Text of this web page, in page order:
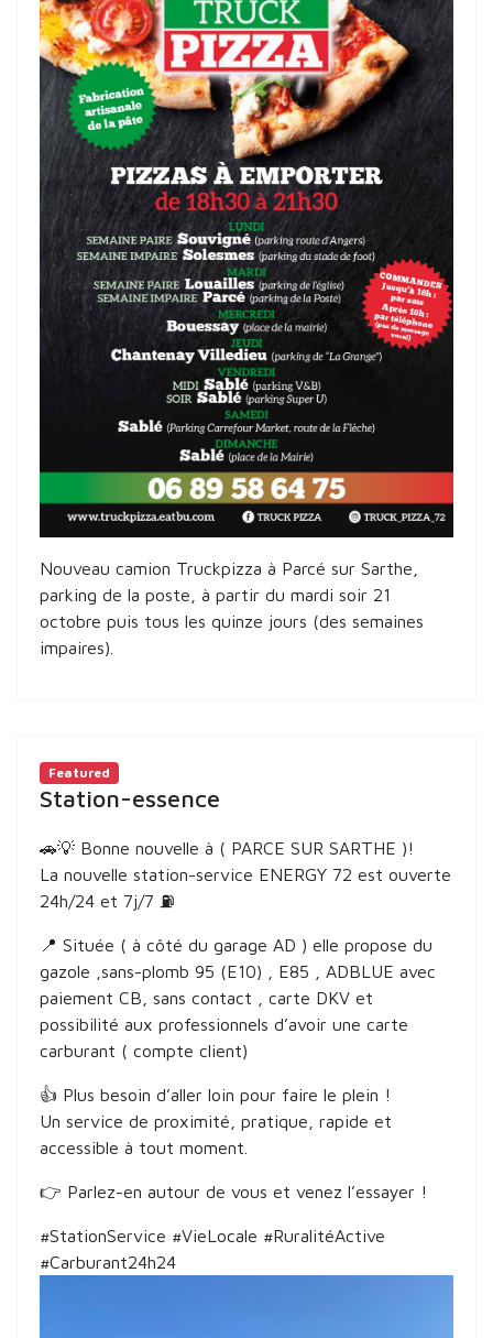
Nouveau camion Truckpizza à Parcé sur Sarthe,
parking de la poste, à partir du mardi soir 21
octobre puis tous les quinze jours (des semaines
impaires).
Featured
Station-essence
🚗💡 Bonne nouvelle à ( PARCE SUR SARTHE )!
La nouvelle station-service ENERGY 72 est ouverte
24h/24 et 7j/7 ⛽
📍 Située ( à côté du garage AD ) elle propose du
gazole ,sans-plomb 95 (E10) , E85 , ADBLUE avec
paiement CB, sans contact , carte DKV et
possibilité aux professionnels d’avoir une carte
carburant ( compte client)
👍 Plus besoin d’aller loin pour faire le plein !
Un service de proximité, pratique, rapide et
accessible à tout moment.
👉 Parlez-en autour de vous et venez l’essayer !
#StationService #VieLocale #RuralitéActive
#Carburant24h24